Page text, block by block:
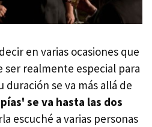
en varias ocasiones que
ser realmente especial para
duración se va más allá de
se va hasta las dos
escuché a varias personas